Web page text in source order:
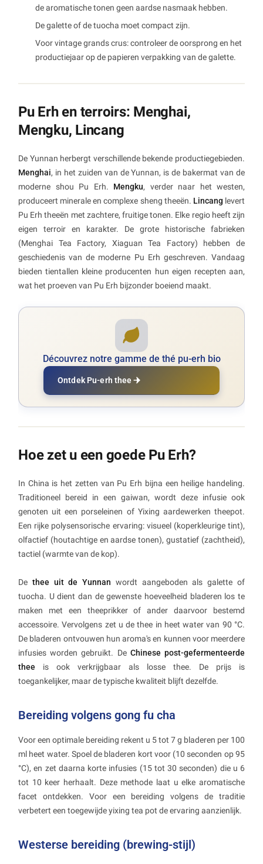
de aromatische tonen geen aardse nasmaak hebben.
De galette of de tuocha moet compact zijn.
Voor vintage grands crus: controleer de oorsprong en het
productiejaar op de papieren verpakking van de galette.
Pu Erh en terroirs: Menghai,
Mengku, Lincang
De Yunnan herbergt verschillende bekende productiegebieden.
Menghai, in het zuiden van de Yunnan, is de bakermat van de
moderne shou Pu Erh. Mengku, verder naar het westen,
produceert minerale en complexe sheng theeën. Lincang levert
Pu Erh theeën met zachtere, fruitige tonen. Elke regio heeft zijn
eigen terroir en karakter. De grote historische fabrieken
(Menghai Tea Factory, Xiaguan Tea Factory) hebben de
geschiedenis van de moderne Pu Erh geschreven. Vandaag
bieden tientallen kleine producenten hun eigen recepten aan,
wat het proeven van Pu Erh bijzonder boeiend maakt.
Découvrez notre gamme de thé pu-erh bio
Ontdek Pu-erh thee
Hoe zet u een goede Pu Erh?
In China is het zetten van Pu Erh bijna een heilige handeling.
Traditioneel bereid in een gaiwan, wordt deze infusie ook
genoten uit een porseleinen of Yixing aardewerken theepot.
Een rijke polysensorische ervaring: visueel (koperkleurige tint),
olfactief (houtachtige en aardse tonen), gustatief (zachtheid),
tactiel (warmte van de kop).
De thee uit de Yunnan wordt aangeboden als galette of
tuocha. U dient dan de gewenste hoeveelheid bladeren los te
maken met een theeprikker of ander daarvoor bestemd
accessoire. Vervolgens zet u de thee in heet water van 90 °C.
De bladeren ontvouwen hun aroma's en kunnen voor meerdere
infusies worden gebruikt. De Chinese post-gefermenteerde
thee is ook verkrijgbaar als losse thee. De prijs is
toegankelijker, maar de typische kwaliteit blijft dezelfde.
Bereiding volgens gong fu cha
Voor een optimale bereiding rekent u 5 tot 7 g bladeren per 100
ml heet water. Spoel de bladeren kort voor (10 seconden op 95
°C), en zet daarna korte infusies (15 tot 30 seconden) die u 6
tot 10 keer herhaalt. Deze methode laat u elke aromatische
facet ontdekken. Voor een bereiding volgens de traditie
verbetert een toegewijde yixing tea pot de ervaring aanzienlijk.
Westerse bereiding (brewing-stijl)